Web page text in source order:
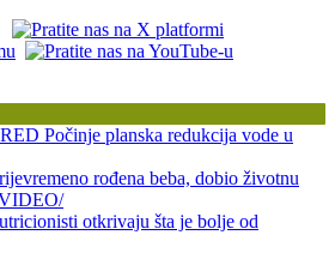
Počinje planska redukcija vode u
rođena beba, dobio životnu
otkrivaju šta je bolje od